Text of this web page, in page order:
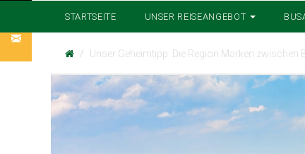
STARTSEITE UNSER REISEANGEBOT
Unser Geheimtipp: Die Region Marken zwischen